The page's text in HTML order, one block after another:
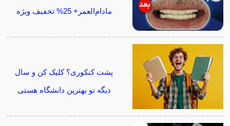
مادام‌العمر+ 25% تخفیف ویژه
پشت کنکوری؟ کلیک کن و سال
دیگه تو بهترین دانشگاه هستی